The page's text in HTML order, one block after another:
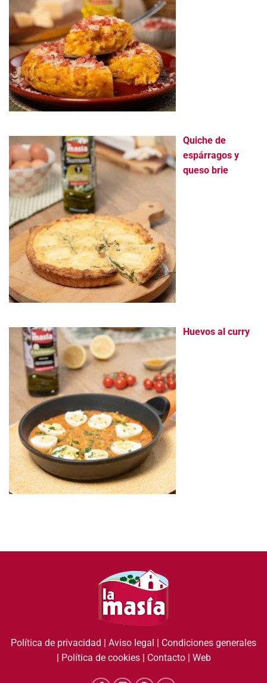
Quiche de
espárragos y
queso brie
Huevos al curry
Política de privacidad Aviso legal
Condiciones generales
Política de cookies| Contacto| Web